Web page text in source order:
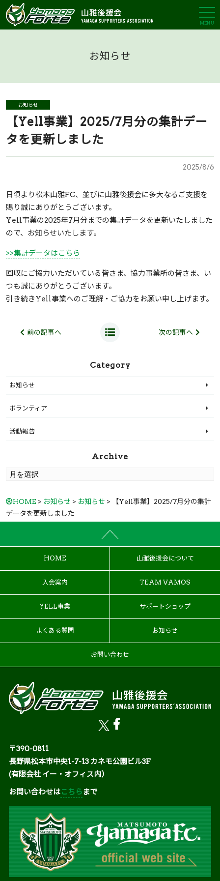
MENU
お知らせ
お知らせ
【Yell事業】2025/7月分の集計デー
タを更新しました
2025/8/6
日頃より松本山雅FC、並びに山雅後援会に多大なるご支援を
賜り誠にありがとうございます。
Yell事業の2025年7月分までの集計データを更新いたしました
ので、お知らせいたします。
>>集計データはこちら
回収にご協力いただいている皆さま、協力事業所の皆さま、い
つも誠にありがとうございます。
引き続きYell事業へのご理解・ご協力をお願い申し上げます。
前の記事へ 次の記事へ
Category
お知らせ
ボランティア
活動報告
Archive
HOME > お知らせ > お知らせ > 【Yell事業】2025/7月分の集計
データを更新しました
HOME 山雅後援会について
入会案内 TEAM VAMOS
YELL事業 サポートショップ
よくある質問 お知らせ
お問い合わせ
〒390-0811
長野県松本市中央1-7-13 カネモ公園ビル3F
(有限会社 イー・オフィス内）
お問い合わせはこちら まで